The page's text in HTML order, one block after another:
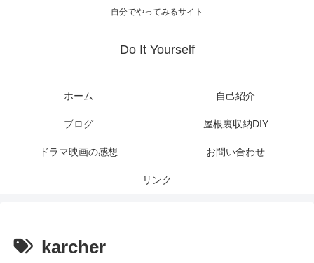
自分でやってみるサイト
Do It Yourself
ホーム 自己紹介
ブログ 屋根裏収納DIY
ドラマ映画の感想 お問い合わせ
リンク
karcher